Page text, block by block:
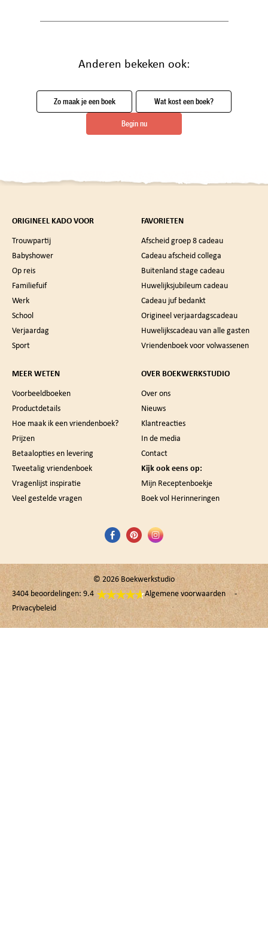
Anderen bekeken ook:
Zo maak je een boek Wat kost een boek?
Begin nu
ORIGINEEL KADO VOOR
Trouwpartij
Babyshower
Op reis
Familiefuif
Werk
School
Verjaardag
Sport
FAVORIETEN
Afscheid groep 8 cadeau
Cadeau afscheid collega
Buitenland stage cadeau
Huwelijksjubileum cadeau
Cadeau juf bedankt
Origineel verjaardagscadeau
Huwelijkscadeau van alle gasten
Vriendenboek voor volwassenen
MEER WETEN
Voorbeeldboeken
Productdetails
Hoe maak ik een vriendenboek?
Prijzen
Betaalopties en levering
Tweetalig vriendenboek
Vragenlijst inspiratie
Veel gestelde vragen
OVER BOEKWERKSTUDIO
Over ons
Nieuws
Klantreacties
In de media
Contact
Kijk ook eens op:
Mijn Receptenboekje
Boek vol Herinneringen
© 2026 Boekwerkstudio
3404 beoordelingen: 9.4
Algemene voorwaarden
Privacybeleid